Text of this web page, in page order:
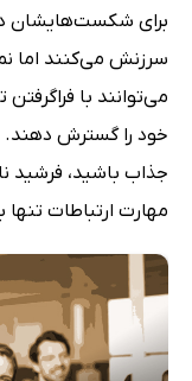
برای شکست‌هایشان در
سرزنش می‌کنند اما
می‌توانند با
خود را گسترش دهند.
جذاب باشید، فرشید
مهارت ارتباطات